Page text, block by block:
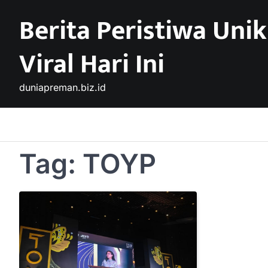
contentBerita Peristiwa
Viral Hari Ini
duniapreman.biz.id
Tag: TOYP